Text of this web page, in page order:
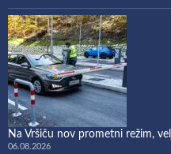
Na Vršiču nov prometni režim,
06.08.2026